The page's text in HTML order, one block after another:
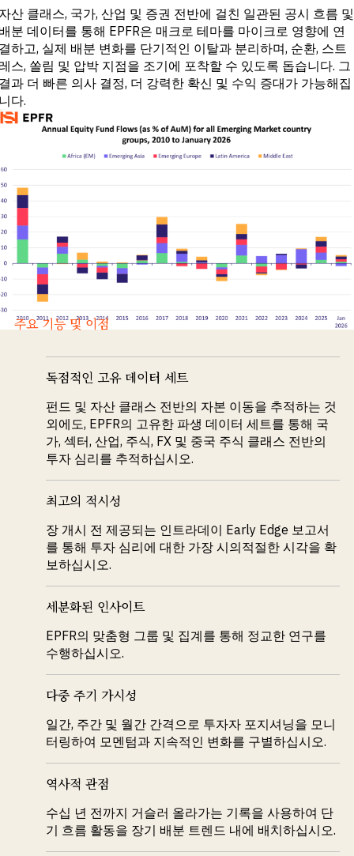
산 클래스, 국가, 산업 및 증권 전반에 걸친 일관된 공시 흐름 및
분 데이터를 통해 EPFR은 매크로 테마를 마이크로 영향에 연
하고, 실제 배분 변화를 단기적인 이탈과 분리하며, 순환, 스트
스, 쏠림 및 압박 지점을 조기에 포착할 수 있도록 돕습니다. 그
과 더 빠른 의사 결정, 더 강력한 확신 및 수익 증대가 가능해집
다.
주요 기능 및 이점
독점적인 고유 데이터 세트
펀드 및 자산 클래스 전반의 자본 이동을 추적하는 것
외에도, EPFR의 고유한 파생 데이터 세트를 통해 국
가, 섹터, 산업, 주식, FX 및 중국 주식 클래스 전반의
투자 심리를 추적하십시오.
최고의 적시성
장 개시 전 제공되는 인트라데이 Early Edge 보고서
를 통해 투자 심리에 대한 가장 시의적절한 시각을 확
보하십시오.
세분화된 인사이트
EPFR의 맞춤형 그룹 및 집계를 통해 정교한 연구를
수행하십시오.
다중 주기 가시성
일간, 주간 및 월간 간격으로 투자자 포지셔닝을 모니
터링하여 모멘텀과 지속적인 변화를 구별하십시오.
역사적 관점
수십 년 전까지 거슬러 올라가는 기록을 사용하여 단
기 흐름 활동을 장기 배분 트렌드 내에 배치하십시오.